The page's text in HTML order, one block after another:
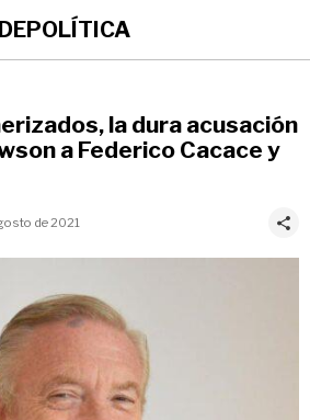
DEPOLÍTICA
la dura acusación
a Federico Cacace y
de 2021